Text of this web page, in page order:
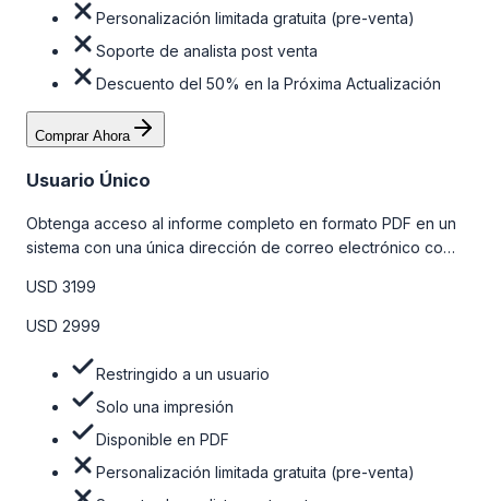
Personalización limitada gratuita (pre-venta)
Soporte de analista post venta
Descuento del 50% en la Próxima Actualización
Comprar Ahora
Usuario Único
Obtenga acceso al informe completo en formato PDF en un
sistema con una única dirección de correo electrónico con
la tabla de precios a continuación.
USD 3199
USD 2999
Restringido a un usuario
Solo una impresión
Disponible en PDF
Personalización limitada gratuita (pre-venta)